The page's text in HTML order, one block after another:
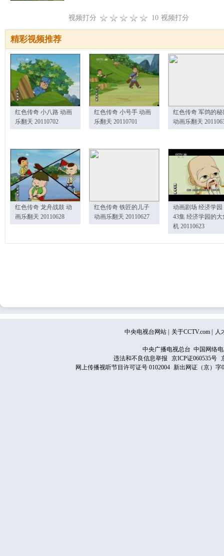
视频打分 10 视频打分
精彩视频推荐
红色传奇 小八路 动画
乐翻天 20110702
红色传奇 小号手 动画
乐翻天 20110701
红色传奇 军鸽的秘
动画乐翻天
红色传奇 龙舟战鼓 动
画乐翻天 20110628
红色传奇 铁匠的儿子
动画乐翻天 20110627
动画剧场 经济学园
43集 经济学园的大
机 20110623
中央电视台网站 关于CCTV.com 人
中央广播电视总台 中国网络
违法和不良信息举报
京ICP证060535号
网上传播视听节目许可证号 0102004 新出网证（京）